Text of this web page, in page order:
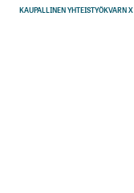
KAUPALLINEN YHTEISTYÖKVARN X